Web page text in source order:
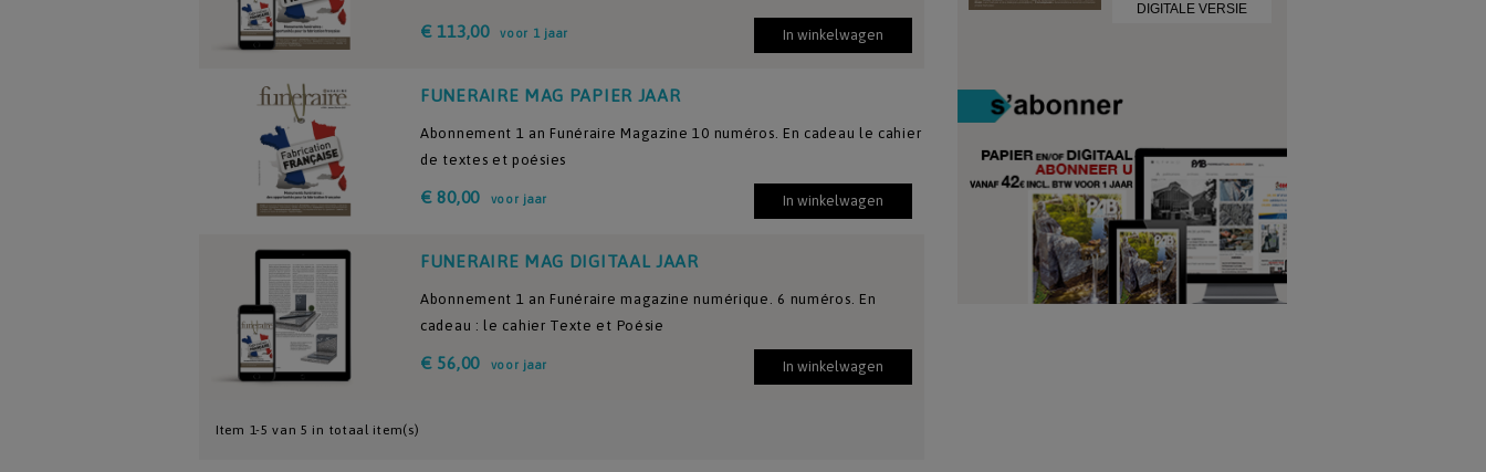
€ 113,00 voor 1 jaar In winkelwagen
FUNERAIRE MAG PAPIER JAAR
Abonnement 1 an Funéraire Magazine 10 numéros. En cadeau le cahier
de textes et poésies
€ 80,00 voor jaar In winkelwagen
FUNERAIRE MAG DIGITAAL JAAR
Abonnement 1 an Funéraire magazine numérique. 6 numéros. En
cadeau : le cahier Texte et Poésie
€ 56,00 voor jaar In winkelwagen
Item 1-5 van 5 in totaal item(s)
DIGITALE VERSIE